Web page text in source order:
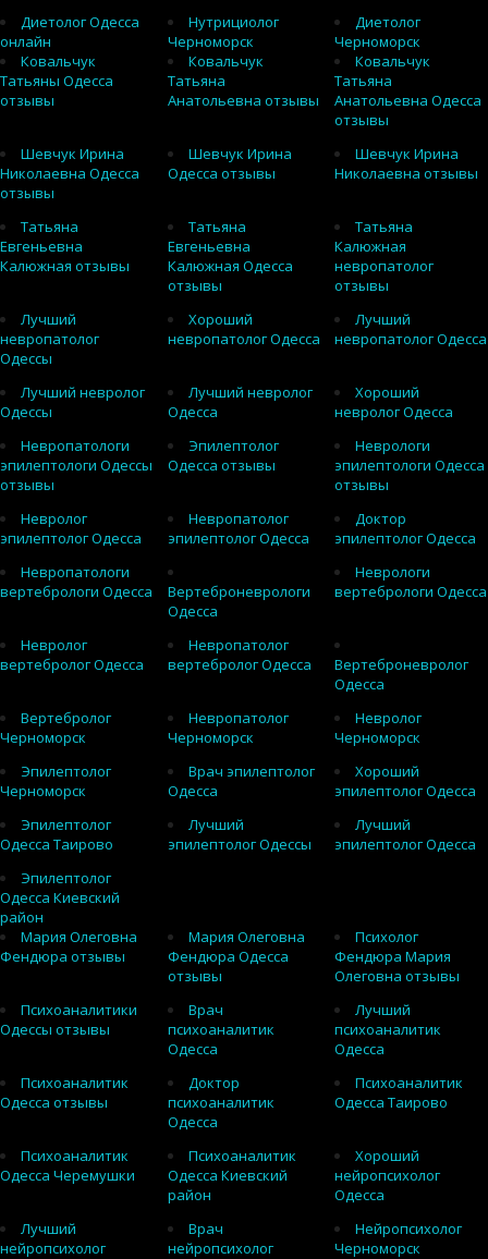
Диетолог Одесса
онлайн
Нутрициолог
Черноморск
Диетолог
Черноморск
Ковальчук
Татьяны Одесса
отзывы
Ковальчук
Татьяна
Анатольевна отзывы
Ковальчук
Татьяна
Анатольевна Одесса
отзывы
Шевчук Ирина
Николаевна Одесса
отзывы
Шевчук Ирина
Одесса отзывы
Шевчук Ирина
Николаевна отзывы
Татьяна
Евгеньевна
Калюжная отзывы
Татьяна
Евгеньевна
Калюжная Одесса
отзывы
Татьяна
Калюжная
невропатолог
отзывы
Лучший
невропатолог
Одессы
Хороший
невропатолог Одесса
Лучший
невропатолог Одесса
Лучший невролог
Одессы
Лучший невролог
Одесса
Хороший
невролог Одесса
Невропатологи
эпилептологи Одессы
отзывы
Эпилептолог
Одесса отзывы
Неврологи
эпилептологи Одесса
отзывы
Невролог
эпилептолог Одесса
Невропатолог
эпилептолог Одесса
Доктор
эпилептолог Одесса
Невропатологи
вертебрологи Одесса
Вертеброневрологи
Одесса
Неврологи
вертебрологи Одесса
Невролог
вертебролог Одесса
Невропатолог
вертебролог Одесса
Вертеброневролог
Одесса
Вертебролог
Черноморск
Невропатолог
Черноморск
Невролог
Черноморск
Эпилептолог
Черноморск
Врач эпилептолог
Одесса
Хороший
эпилептолог Одесса
Эпилептолог
Одесса Таирово
Лучший
эпилептолог Одессы
Лучший
эпилептолог Одесса
Эпилептолог
Одесса Киевский
район
Мария Олеговна
Фендюра отзывы
Мария Олеговна
Фендюра Одесса
отзывы
Психолог
Фендюра Мария
Олеговна отзывы
Психоаналитики
Одессы отзывы
Врач
психоаналитик
Одесса
Лучший
психоаналитик
Одесса
Психоаналитик
Одесса отзывы
Доктор
психоаналитик
Одесса
Психоаналитик
Одесса Таирово
Психоаналитик
Одесса Черемушки
Психоаналитик
Одесса Киевский
район
Хороший
нейропсихолог
Одесса
Лучший
нейропсихолог
Врач
нейропсихолог
Нейропсихолог
Черноморск